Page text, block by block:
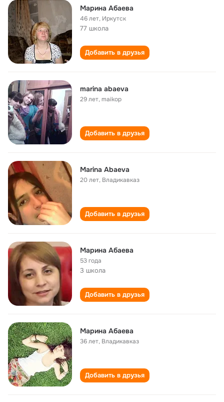
Марина Абаева
46 лет, Иркутск
77 школа
Добавить в друзья
marina abaeva
29 лет,maikop
Добавить в друзья
Marina Abaeva
20 лет, Владикавказ
Добавить в друзья
Марина Абаева
53 года
3 школа
Добавить в друзья
Марина Абаева
36 лет, Владикавказ
Добавить в друзья